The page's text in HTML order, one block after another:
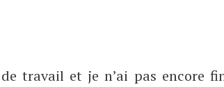
travail et je n’ai pas encore